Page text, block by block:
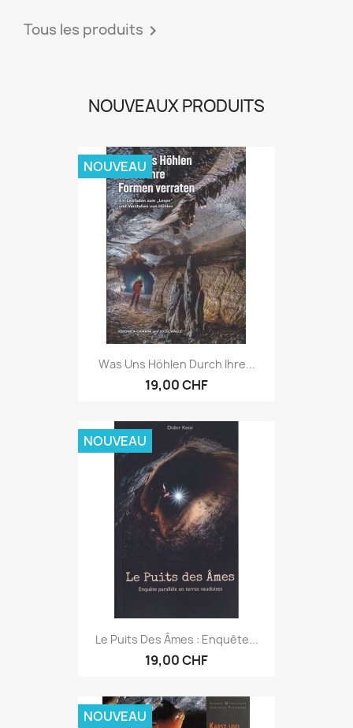
Tous les produits 
NOUVEAUX PRODUITS
Was Uns Höhlen Durch Ihre...
19,00 CHF
NOUVEAU
Le Puits Des Âmes : Enquête...
19,00 CHF
NOUVEAU
NOUVEAU